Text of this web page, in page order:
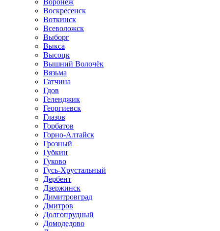
Воронеж
Воскресенск
Воткинск
Всеволожск
Выборг
Выкса
Высоцк
Вышний Волочёк
Вязьма
Гатчина
Гдов
Геленджик
Георгиевск
Глазов
Горбатов
Горно-Алтайск
Грозный
Губкин
Гуково
Гусь-Хрустальный
Дербент
Дзержинск
Димитровград
Дмитров
Долгопрудный
Домодедово